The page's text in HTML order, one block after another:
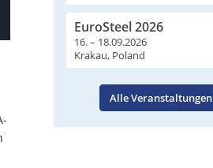
EuroSteel 2026
16. – 18.09.2026
Krakau, Poland
Alle Veranstaltungen